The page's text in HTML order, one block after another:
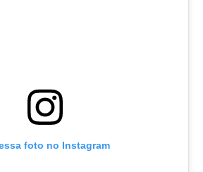
foto no Instagram